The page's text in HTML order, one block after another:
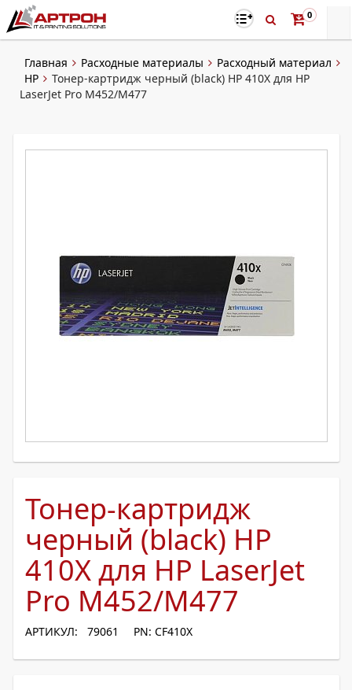
0
Главная Расходные материалы
Расходный материал
HP
Тонер-картридж черный (black) HP 410X для HP
LaserJet Pro M452/M477
Тонер-картридж
черный (black) HP
410X для HP LaserJet
Pro M452/M477
АРТИКУЛ: 79061 PN: CF410X